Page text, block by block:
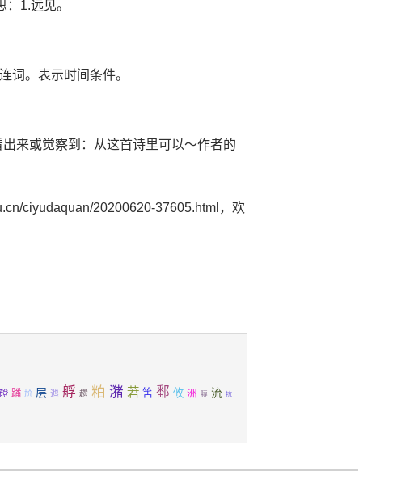
1.远见。
词。表示时间条件。
来或觉察到：从这首诗里可以～作者的
ciyudaquan/20200620-37605.html，欢
磴 蹯 尬 层 迆 艀 趱 粕 潴 莙 筈 鄱 攸 洲 膞 流 抗